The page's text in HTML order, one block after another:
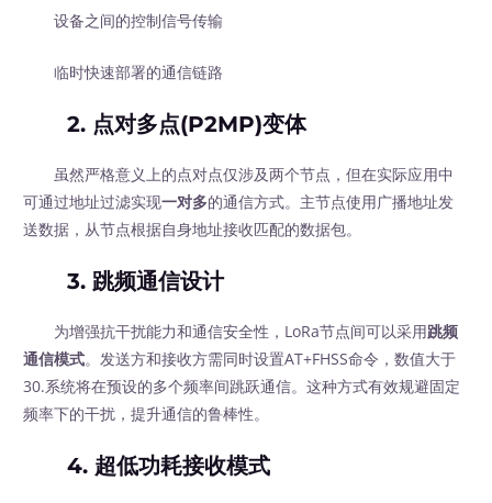
设备之间的控制信号传输
临时快速部署的通信链路
2. 点对多点(P2MP)变体
虽然严格意义上的点对点仅涉及两个节点，但在实际应用中
可通过地址过滤实现一对多的通信方式。主节点使用广播地址发
送数据，从节点根据自身地址接收匹配的数据包。
3. 跳频通信设计
为增强抗干扰能力和通信安全性，LoRa节点间可以采用跳频
通信模式。发送方和接收方需同时设置AT+FHSS命令，数值大于
30.系统将在预设的多个频率间跳跃通信。这种方式有效规避固定
频率下的干扰，提升通信的鲁棒性。
4. 超低功耗接收模式